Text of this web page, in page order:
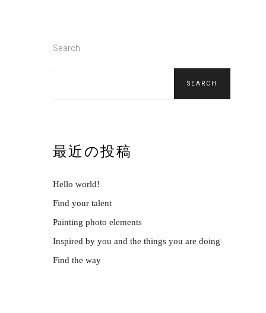
Search
SEARCH
最近の投稿
Hello world!
Find your talent
Painting photo elements
Inspired by you and the things you are doing
Find the way